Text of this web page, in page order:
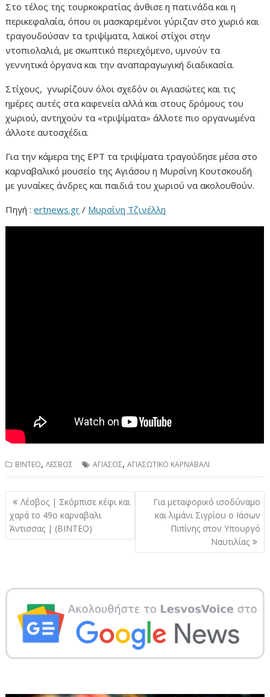
Στο τέλος της τουρκοκρατίας άνθισε η πατινάδα και η
περικεφαλαία, όπου οι μασκαρεμένοι γύριζαν στο χωριό και
τραγουδούσαν τα τριψίματα, λαϊκοί στίχοι στην
ντοπιολαλιά, με σκωπτικό περιεχόμενο, υμνούν τα
γεννητικά όργανα και την αναπαραγωγική διαδικασία.
Στίχους, γνωρίζουν όλοι σχεδόν οι Αγιασώτες και τις
ημέρες αυτές στα καφενεία αλλά και στους δρόμους του
χωριού, αντηχούν τα «τριψίματα» άλλοτε πιο οργανωμένα
άλλοτε αυτοσχέδια.
Για την κάμερα της ΕΡΤ τα τριψίματα τραγούδησε μέσα στο
καρναβαλικό μουσείο της Αγιάσου η Μυρσίνη Κουτσκουδή
με γυναίκες άνδρες και παιδιά του χωριού να ακολουθούν.
Πηγή :ertnews.gr / Μυρσίνη Τζινέλλη
ΒΙΝΤΕΟ,ΛΕΣΒΟΣ ΑΓΙΑΣΟΣ,ΑΓΙΑΣΩΤΙΚΟ ΚΑΡΝΑΒΑΛΙ
Πλοήγηση
άρθρων
Λέσβος | Σκόρπισε κέφι και
χαρά το 49ο καρναβαλι
Άντισσας | (ΒΙΝΤΕΟ)
Για μεταφορικό ισοδύναμο
και λιμάνι Σιγρίου ο Ιάσων
Πιπίνης στον Υπουργό
Ναυτιλίας